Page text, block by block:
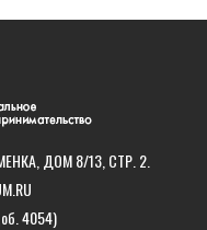
ДОМ 8/13, СТР. 2.
4054)